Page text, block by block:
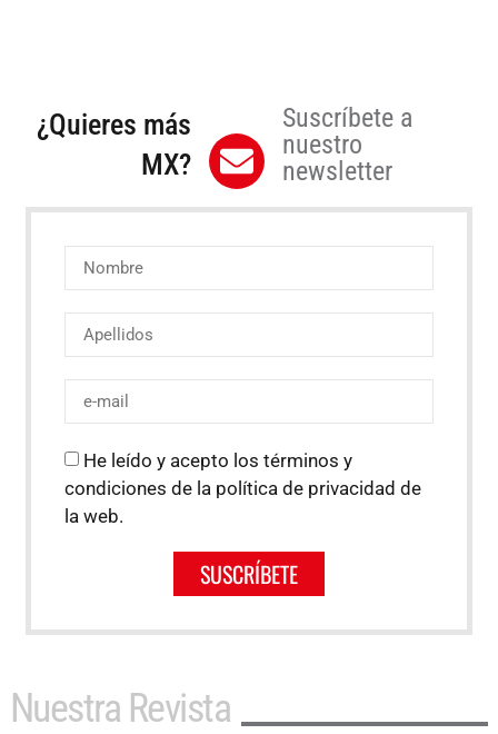
¿Quieres más
MX?
Suscríbete a
nuestro
newsletter
He leído y acepto los términos y
condiciones de la política de privacidad de
la web.
SUSCRÍBETE
Nuestra Revista